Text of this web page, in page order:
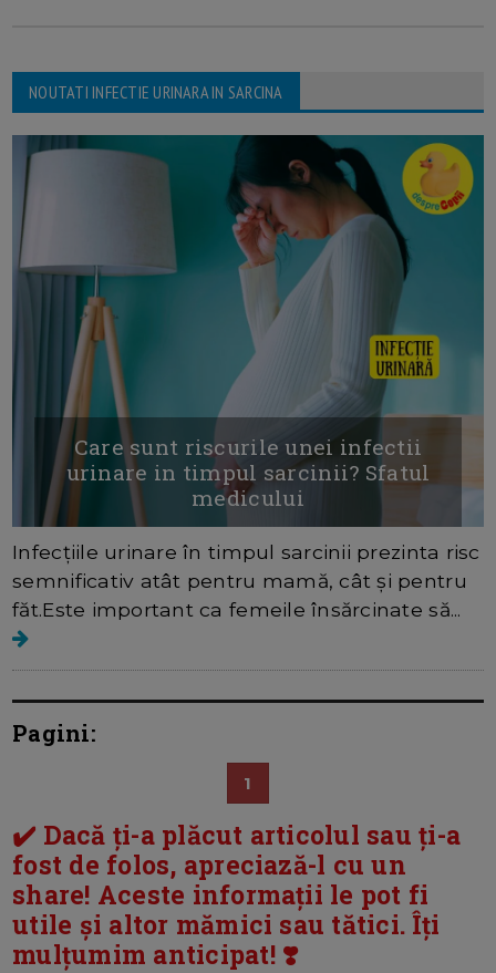
NOUTATI INFECTIE URINARA IN SARCINA
Care sunt riscurile unei infectii
urinare in timpul sarcinii? Sfatul
medicului
Infecțiile urinare în timpul sarcinii prezinta risc
semnificativ atât pentru mamă, cât și pentru
făt.Este important ca femeile însărcinate să...
Pagini:
1
✔️ Dacă ți-a plăcut articolul sau ți-a
fost de folos, apreciază-l cu un
share! Aceste informații le pot fi
utile și altor mămici sau tătici. Îți
mulțumim anticipat! ❣️